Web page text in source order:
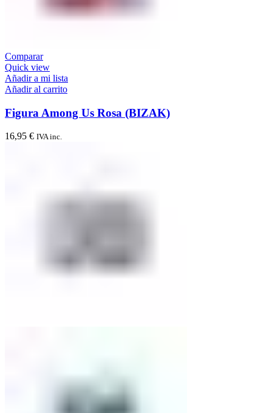
Comparar
Quick view
Añadir a mi lista
Añadir al carrito
Figura Among Us Rosa (BIZAK)
16,95 € IVA inc.